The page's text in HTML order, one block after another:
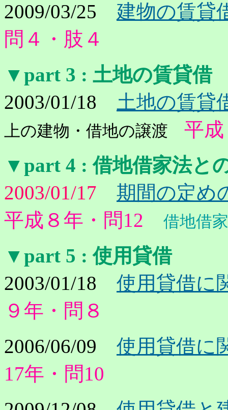
2009/03/25 建物の賃貸
問４・肢４
▼part 3 : 土地の賃貸借
2003/01/18 土地の賃
上の建物・借地の譲渡 平
▼part 4 : 借地借家法
2003/01/17 期間の定め
平成８年・問12
借地借
▼part 5 : 使用貸借
2003/01/18 使用貸借
９年・問８
2006/06/09 使用貸借
17年・問10